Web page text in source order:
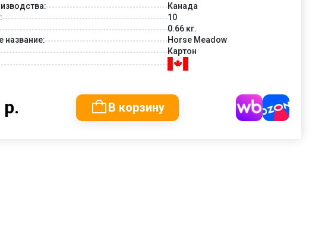
Канада
10
0.66 кг.
название:
Horse Meadow
Картон
р. В корзину